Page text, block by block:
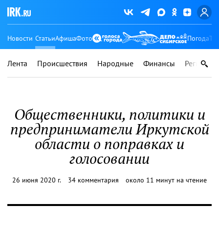
Новости СтатьиАфишаФото Погода
Лента Происшествия Народные Финансы Регионы
Общественники, политики и
предприниматели Иркутской
области о поправках и
голосовании
26 июня 2020 г. 34 комментария около 11 минут на чтение